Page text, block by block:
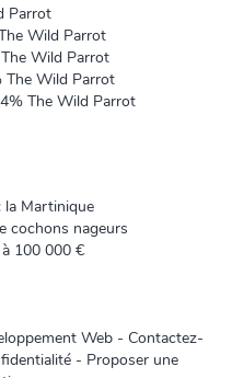
Parrot
Wild Parrot
Wild Parrot
The Wild Parrot
The Wild Parrot
la Martinique
cochons nageurs
100 000 €
Web- Contactez-
- Proposer une